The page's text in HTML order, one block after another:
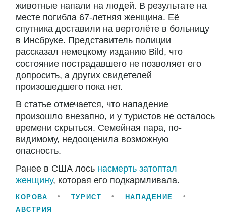
животные напали на людей. В результате на
месте погибла 67-летняя женщина. Её
спутника доставили на вертолёте в больницу
в Инсбруке. Представитель полиции
рассказал немецкому изданию Bild, что
состояние пострадавшего не позволяет его
допросить, а других свидетелей
произошедшего пока нет.
В статье отмечается, что нападение
произошло внезапно, и у туристов не осталось
времени скрыться. Семейная пара, по-
видимому, недооценила возможную
опасность.
Ранее в США лось насмерть затоптал
женщину, которая его подкармливала.
КОРОВА ТУРИСТ
НАПАДЕНИЕ
АВСТРИЯ